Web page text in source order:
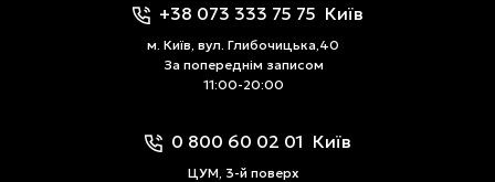
+38 073 333 75 75 Київ
м. Київ, вул. Глибочицька,40
За попереднім записом
11:00-20:00
0 800 60 02 01 Київ
ЦУМ, 3-й поверх